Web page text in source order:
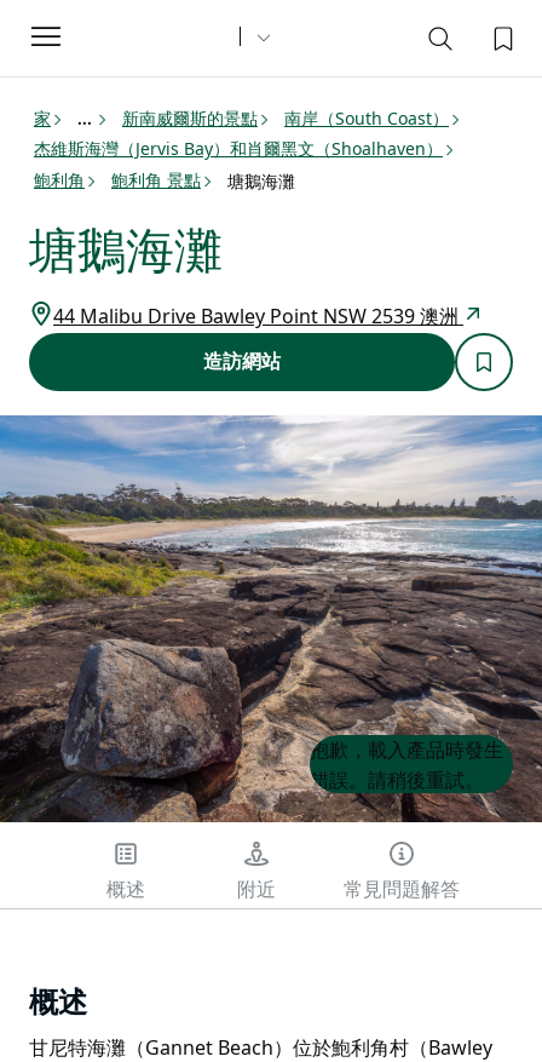
Toggle
navigation
家 ... 新南威爾斯的景點
南岸（South Coast）
杰維斯海灣（Jervis Bay）和肖爾黑文（Shoalhaven）
鮑利角
鮑利角 景點 塘鵝海灘
塘鵝海灘
44 Malibu Drive Bawley Point NSW 2539 澳洲
造訪網站
Product
List
Product
List
抱歉，載入產品時發生
錯誤。請稍後重試。
概述 附近 常見問題解答
概述
甘尼特海灘（Gannet Beach）位於鮑利角村（Bawley